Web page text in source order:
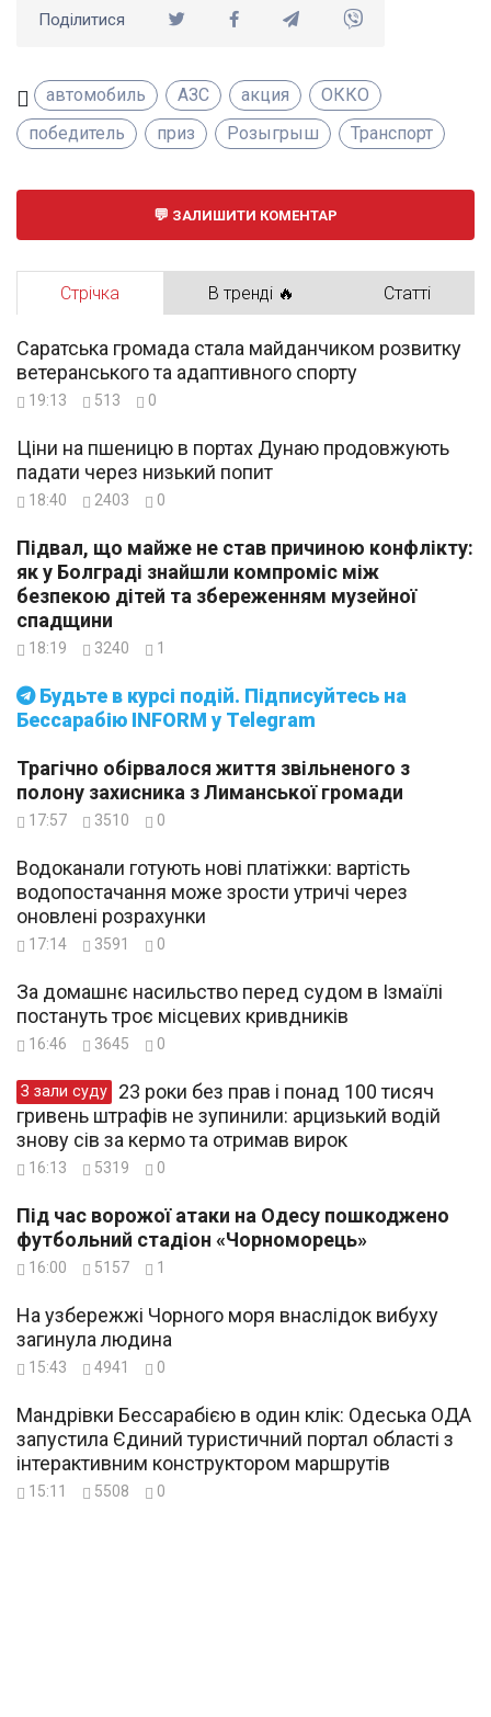
Поділитися
автомобиль АЗС акция
ОККО
победитель
приз Розыгрыш Транспорт
ЗАЛИШИТИ КОМЕНТАР
Стрічка В тренді 🔥 Статті
Будьте в курсі подій. Підписуйтесь на
Бессарабію INFORM у Telegram
Саратська громада стала майданчиком розвитку
ветеранського та адаптивного спорту
19:13 513 0
Ціни на пшеницю в портах Дунаю продовжують
падати через низький попит
18:40 2403 0
Підвал, що майже не став причиною конфлікту:
як у Болграді знайшли компроміс між
безпекою дітей та збереженням музейної
спадщини
18:19 3240 1
Трагічно обірвалося життя звільненого з
полону захисника з Лиманської громади
17:57 3510 0
Водоканали готують нові платіжки: вартість
водопостачання може зрости утричі через
оновлені розрахунки
17:14 3591 0
За домашнє насильство перед судом в Ізмаїлі
постануть троє місцевих кривдників
16:46 3645 0
З зали суду
гривень штрафів не зупинили: арцизький водій
знову сів за кермо та отримав вирок
16:13 5319 0
Під час ворожої атаки на Одесу пошкоджено
футбольний стадіон «Чорноморець»
16:00 5157 1
На узбережжі Чорного моря внаслідок вибуху
загинула людина
15:43 4941 0
Мандрівки Бессарабією в один клік: Одеська ОДА
запустила Єдиний туристичний портал області з
інтерактивним конструктором маршрутів
15:11 5508 0